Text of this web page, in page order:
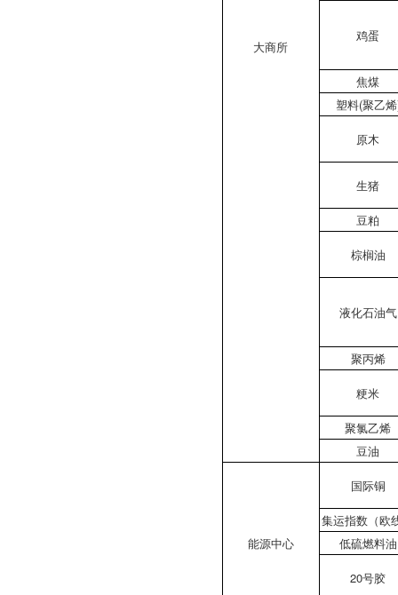
大商所
鸡蛋
焦煤
塑料(聚乙
原木
生猪
豆粕
棕榈油
液化石油气
聚丙烯
粳米
聚氯乙烯
豆油
能源中心
国际铜
集运指数（欧
低硫燃料油
20号胶